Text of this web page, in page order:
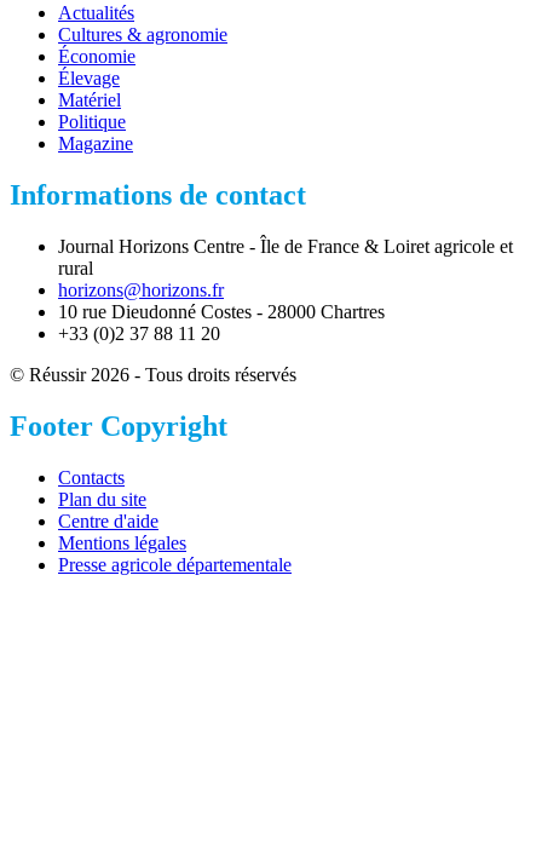
Actualités
Cultures & agronomie
Économie
Élevage
Matériel
Politique
Magazine
Informations de contact
Journal Horizons Centre - Île de France & Loiret agricole et
rural
horizons@horizons.fr
10 rue Dieudonné Costes - 28000 Chartres
+33 (0)2 37 88 11 20
© Réussir 2026 - Tous droits réservés
Footer Copyright
Contacts
Plan du site
Centre d'aide
Mentions légales
Presse agricole départementale